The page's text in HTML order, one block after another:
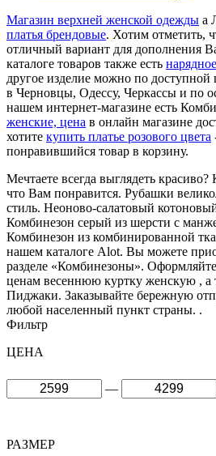
Магазин верхней женской одежды а
платья брендовые. Хотим отметить,
отличный вариант для дополнения
каталоге товаров также есть
другое изделие можно по доступной
в Черновцы, Одессу, Черкассы и по
нашем интернет-магазине есть
женские, цена в онлайн магазине
хотите купить платье розового цвета
понравившийся товар в корзину.
Мечтаете всегда выглядеть
что Вам понравится. Рубашки
стиль. Неоново-салатовый
Комбинезон серый из шерсти с
Комбинезон из комбинированной
нашем каталоге Alot. Вы можете
разделе «Комбинезоны».
ценам весеннюю куртку женскую , а
Пиджаки. Заказывайте бережную
любой населенный пункт страны. .
Фильтр
ЦЕНА
—
РАЗМЕР